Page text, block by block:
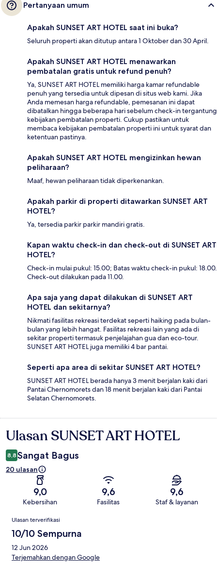
Pertanyaan umum
Apakah SUNSET ART HOTEL saat ini buka?
Seluruh properti akan ditutup antara 1 Oktober dan 30 April.
Apakah SUNSET ART HOTEL menawarkan
pembatalan gratis untuk refund penuh?
Ya, SUNSET ART HOTEL memiliki harga kamar refundable
penuh yang tersedia untuk dipesan di situs web kami. Jika
Anda memesan harga refundable, pemesanan ini dapat
dibatalkan hingga beberapa hari sebelum check-in tergantung
kebijakan pembatalan properti. Cukup pastikan untuk
membaca kebijakan pembatalan properti ini untuk syarat dan
ketentuan pastinya.
Apakah SUNSET ART HOTEL mengizinkan hewan
peliharaan?
Maaf, hewan peliharaan tidak diperkenankan.
Apakah parkir di properti ditawarkan SUNSET ART
HOTEL?
Ya, tersedia parkir parkir mandiri gratis.
Kapan waktu check-in dan check-out di SUNSET ART
HOTEL?
Check-in mulai pukul: 15.00; Batas waktu check-in pukul: 18.00.
Check-out dilakukan pada 11.00.
Apa saja yang dapat dilakukan di SUNSET ART
HOTEL dan sekitarnya?
Nikmati fasilitas rekreasi terdekat seperti haiking pada bulan-
bulan yang lebih hangat. Fasilitas rekreasi lain yang ada di
sekitar properti termasuk penjelajahan gua dan eco-tour.
SUNSET ART HOTEL juga memiliki 4 bar pantai.
Seperti apa area di sekitar SUNSET ART HOTEL?
SUNSET ART HOTEL berada hanya 3 menit berjalan kaki dari
Pantai Chernomorets dan 18 menit berjalan kaki dari Pantai
Selatan Chernomorets.
Ulasan
Ulasan SUNSET ART HOTEL
8,8 Sangat Bagus
20 ulasan
9,0
Kebersihan
9,6
Fasilitas
9,6
Staf & layanan
Ulasan
Ulasan terverifikasi
10/10 Sempurna
12 Jun 2026
Terjemahkan dengan Google